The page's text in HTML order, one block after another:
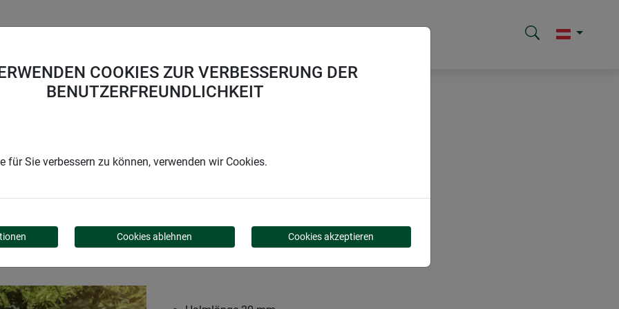
COOKIES ZUR VERBESSERUNG DER
BENUTZERFREUNDLICHKEIT
für Sie verbessern zu können, verwenden wir Cookies.
Cookies ablehnen Cookies akzeptieren